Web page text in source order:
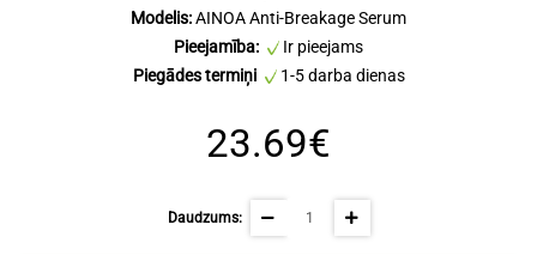
Modelis:AINOA Anti-Breakage Serum
Pieejamība:
Ir pieejams
Piegādes termiņi
1-5 darba dienas
23.69€
Daudzums: